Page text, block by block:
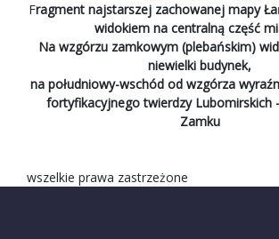
Fragment najstarszej zachowanej mapy
widokiem na centralną część
Na wzgórzu zamkowym (plebańskim)
niewielki budynek,
na południowy-wschód od wzgórza
fortyfikacyjnego twierdzy Lubomirskich
Zamku
wszelkie prawa zastrzeżone